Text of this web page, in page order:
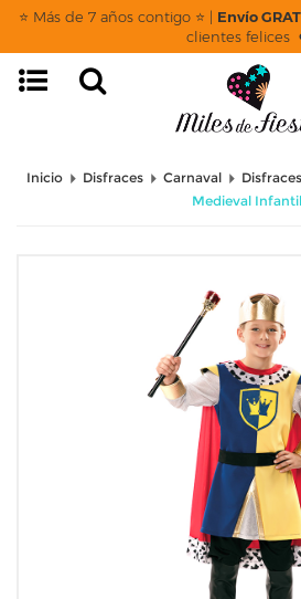
⭐ Más de 7 años contigo ⭐ | Envío
clientes felices
Inicio Disfraces Carnaval
Medieval Infantil